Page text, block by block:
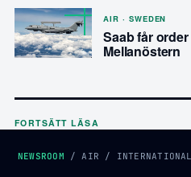
AIR · SWEDEN
Saab får
Mellanöstern
FORTSÄTT LÄSA
NEWSROOM / AIR / INTERNATIONAL